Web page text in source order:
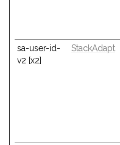
sa-user-id-
v2 [x2]
StackAdapt